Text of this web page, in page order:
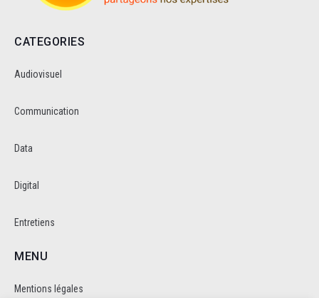
CATEGORIES
Audiovisuel
Communication
Data
Digital
Entretiens
MENU
Mentions légales